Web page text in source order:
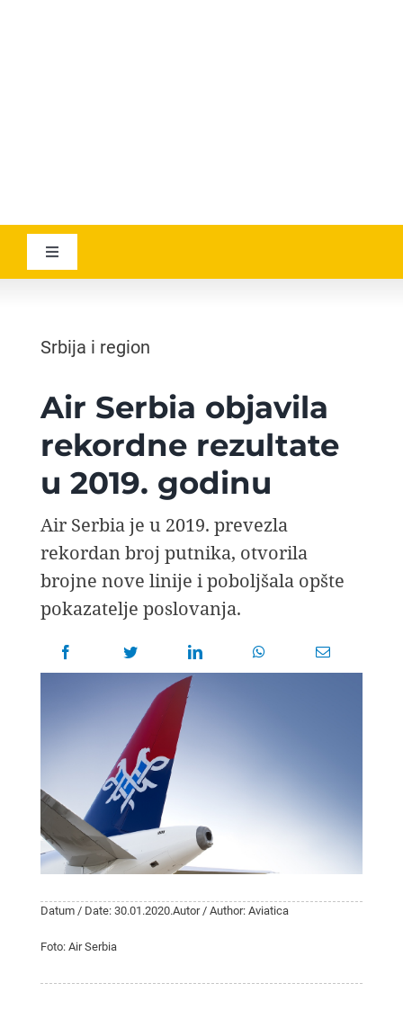
Toggle
Navigation
GEOGRAPHICA
AVIOPEDIA
SPECIJAL
FOTO PRIČA
AGENT
Srbija i region
Air Serbia objavila
rekordne rezultate
u 2019. godinu
Air Serbia je u 2019. prevezla
rekordan broj putnika, otvorila
brojne nove linije i poboljšala opšte
pokazatelje poslovanja.
Datum / Date: 30.01.2020.Autor / Author: Aviatica
Foto: Air Serbia